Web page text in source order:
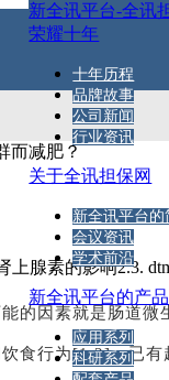
新全讯平台-全讯
荣耀十年
十年历程
品牌故事
公司新闻
行业资讯
关于全讯担保网
新全讯平台的
会议资讯
学术前沿
新全讯平台的产
应用系列
科研系列
而减肥？
上腺素的影响2.3.
的因素就是肠道微
食行为[1,2]，已有